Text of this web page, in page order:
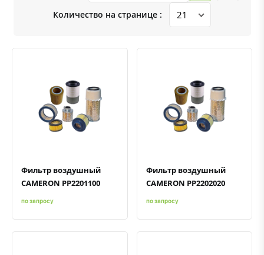
Количество на странице :
Быстрый просмотрДобавить к сравнению
Добавить в избранное
Фильтр воздушный
CAMERON PP2201100
по запросу
Быстрый просмотрДобавить к сравнению
Добавить в избранное
Фильтр воздушный
CAMERON PP2202020
по запросу